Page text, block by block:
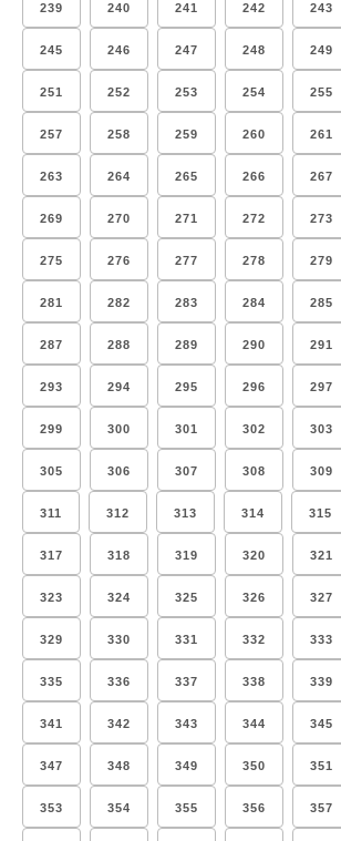
239 240 241 242 243
245 246 247 248 249
251 252 253 254 255
257 258 259 260 261
263 264 265 266 267
269 270 271 272 273
275 276 277 278 279
281 282 283 284 285
287 288 289 290 291
293 294 295 296 297
299 300 301 302 303
305 306 307 308 309
311 312 313 314 315
317 318 319 320 321
323 324 325 326 327
329 330 331 332 333
335 336 337 338 339
341 342 343 344 345
347 348 349 350 351
353 354 355 356 357